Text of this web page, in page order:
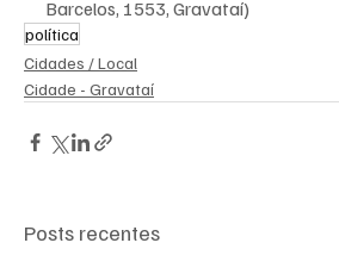
Barcelos, 1553, Gravataí)
política
Cidades / Local
Cidade - Gravataí
Posts recentes